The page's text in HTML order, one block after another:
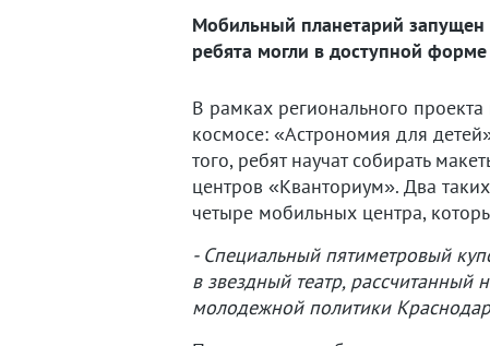
Мобильный планетарий запущен
ребята могли в доступной
В рамках регионального
космосе: «Астрономия для
того, ребят научат собирать
центров «Кванториум». Два
четыре мобильных центра,
- Специальный пятиметровый
в звездный театр, рассчитанный
молодежной политики